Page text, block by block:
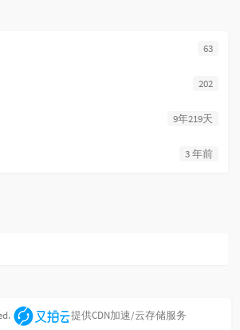
63
202
9年219天
3 年前
提供CDN加速/云存储服务